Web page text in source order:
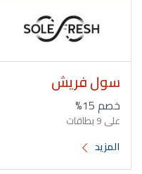
سول فريش
خصم 15%
على 9 بطاقات
المزيد